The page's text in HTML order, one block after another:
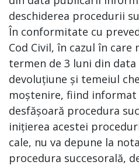
deschiderea procedurii
În conformitate cu
Cod Civil, în cazul în
termen de 3 luni din
devoluțiune și temeiul
moștenire, fiind
desfășoară procedura
inițierea acestei
cale, nu va depune la
procedura succesorală,